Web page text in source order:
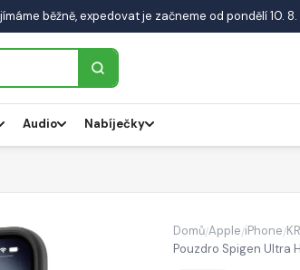
běžně, expedovat je začneme od pondělí 10.
Audio Nabíječky
Domů/Apple/iPhone/
Pouzdro Spigen Ultra